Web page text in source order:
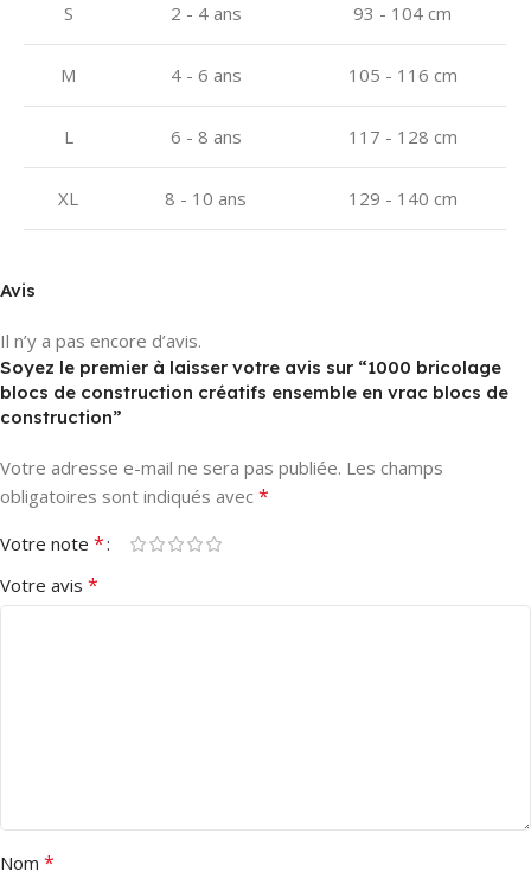
S 2 - 4 ans 93 - 104 cm
M 4 - 6 ans 105 - 116 cm
L 6 - 8 ans 117 - 128 cm
XL 8 - 10 ans 129 - 140 cm
Avis
Il n’y a pas encore d’avis.
Soyez le premier à laisser votre avis sur “1000 bricolage
blocs de construction créatifs ensemble en vrac blocs de
construction”
Votre adresse e-mail ne sera pas publiée. Les champs
obligatoires sont indiqués avec *
Votre note *
Votre avis *
Nom *